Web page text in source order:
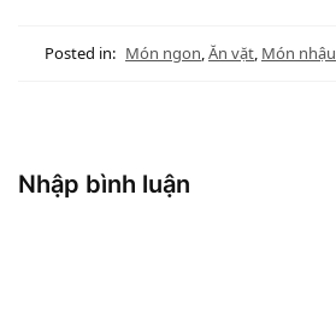
Posted in: Món ngon,Ăn vặt, Món nhậu
Nhập bình luận